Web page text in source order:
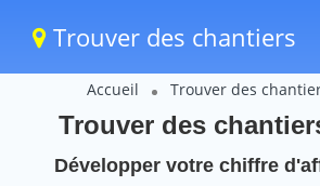
Trouver des chantiers
Accueil Trouver des
Trouver des
Développer votre chiffre